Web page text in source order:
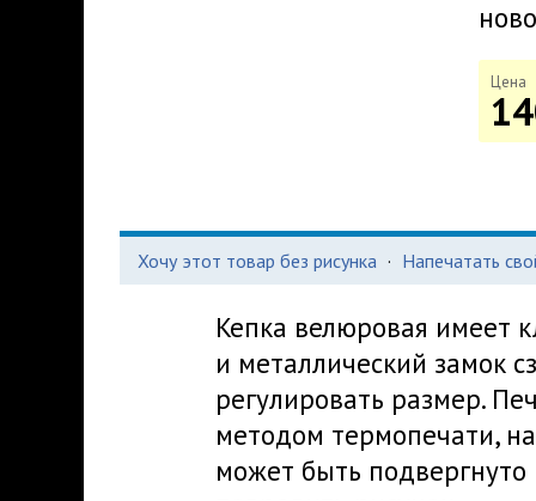
Цена
Хочу этот товар без рисунка · Напечатать
Кепка велюровая имеет
и металлический замок
регулировать размер.
методом термопечати,
может быть